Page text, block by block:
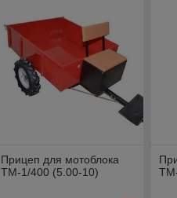
Прицеп для мотоблока
ТМ-1/400 (5.00-10)